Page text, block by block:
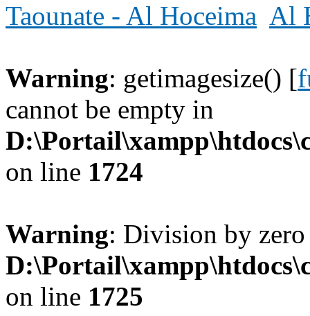
Taounate - Al Hoceima Al
Warning: getimagesize() [
cannot be empty in
on line 1724
Warning: Division by
on line 1725